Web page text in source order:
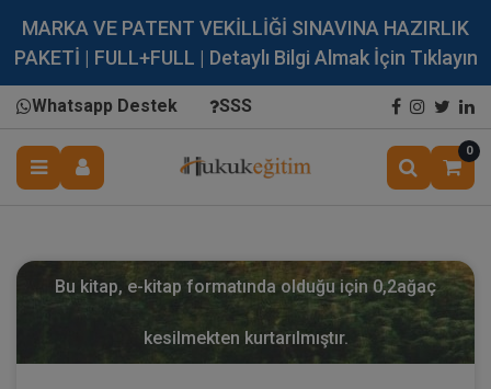
MARKA VE PATENT VEKİLLİĞİ SINAVINA HAZIRLIK
PAKETİ | FULL+FULL | Detaylı Bilgi Almak İçin Tıklayın
Whatsapp Destek SSS
0
Bu kitap, e-kitap formatında olduğu için 0,2ağaç
kesilmekten kurtarılmıştır.